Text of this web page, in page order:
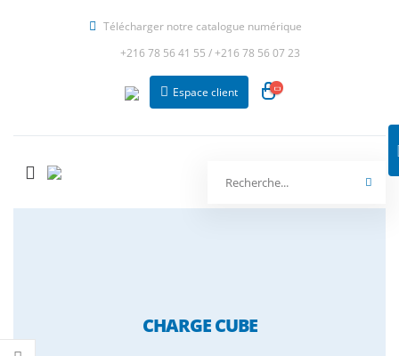
Télécharger notre catalogue numérique
+216 78 56 41 55 /+216 78 56 07 23
Espace client
CHARGE CUBE